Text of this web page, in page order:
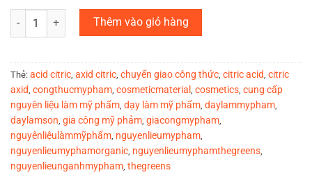
Acid Citric - Axit chanh số lượng
Thêm vào giỏ hàng
Thẻ: acid citric, axid citric, chuyển giao công thức, citric acid, citric
axid, congthucmypham, cosmeticmaterial , cosmetics, cung cấp
nguyên liệu làm mỹ phẩm, dạy làm mỹ phẩm, daylammypham,
daylamson, gia công mỹ phảm, giacongmypham,
nguyênliệulàmmỹphẩm, nguyenlieumypham,
nguyenlieumyphamorganic, nguyenlieumyphamthegreens,
nguyenlieunganhmypham, thegreens